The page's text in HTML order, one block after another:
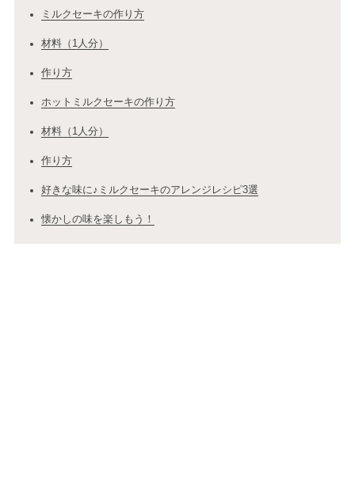
ミルクセーキの作り方
材料（1人分）
作り方
ホットミルクセーキの作り方
材料（1人分）
作り方
好きな味に♪ミルクセーキのアレンジレシピ3選
懐かしの味を楽しもう！